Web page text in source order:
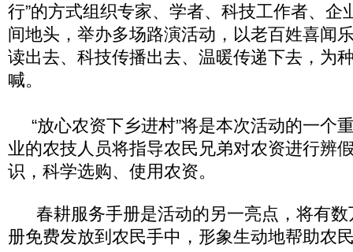
行”的方式组织专家、学者、科技工作者、企
间地头，举办多场路演活动，以老百姓喜闻
读出去、科技传播出去、温暖传递下去，为
喊。
“放心农资下乡进村”将是本次活动的一个
业的农技人员将指导农民兄弟对农资进行辨
识，科学选购、使用农资。
春耕服务手册是活动的另一亮点，将有数
册免费发放到农民手中，形象生动地帮助农